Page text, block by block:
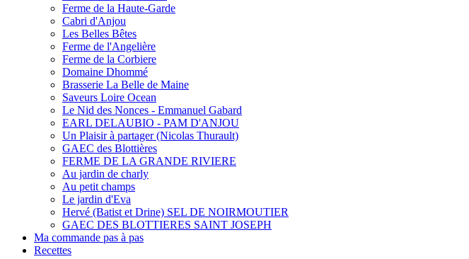
Ferme de la Haute-Garde
Cabri d'Anjou
Les Belles Bêtes
Ferme de l'Angelière
Ferme de la Corbiere
Domaine Dhommé
Brasserie La Belle de Maine
Saveurs Loire Ocean
Le Nid des Nonces - Emmanuel Gabard
EARL DELAUBIO - PAM D'ANJOU
Un Plaisir à partager (Nicolas Thurault)
GAEC des Blottières
FERME DE LA GRANDE RIVIERE
Au jardin de charly
Au petit champs
Le jardin d'Eva
Hervé (Batist et Drine) SEL DE NOIRMOUTIER
GAEC DES BLOTTIERES SAINT JOSEPH
Ma commande pas à pas
Recettes